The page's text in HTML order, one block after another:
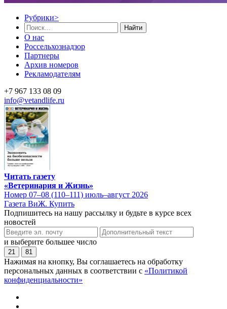
Рубрики>
Найти
О нас
Россельхознадзор
Партнеры
Архив номеров
Рекламодателям
+7 967 133 08 09
info@vetandlife.ru
Читать газету
«Ветеринария и Жизнь»
Номер 07–08 (110–111) июль–август 2026
Газета ВиЖ. Купить
Подпишитесь на нашу рассылку и будьте в курсе всех
новостей
и выберите большее число
21 81
Нажимая на кнопку, Вы соглашаетесь на обработку
персональных данных в соответствии с «Политикой
конфиденциальности»